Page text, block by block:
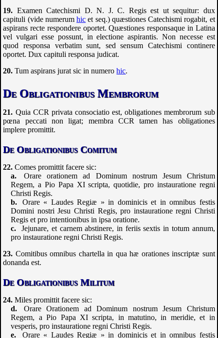
Examen Catechismi D. N. J. C. Regis est ut sequitur: dux
capituli (vide numerumhic et seq.) quæstiones Catechismi rogabit, et
aspirans recte respondere oportet. Quæstiones responsaque in Latina
vel vulgari esse possunt, in electione aspirantis. Non necesse est
quod responsa verbatim sunt, sed sensum Catechismi continere
oportet. Dux capituli responsa judicat.
Tum aspirans jurat sic in numerohic.
De Obligationibus Membrorum
Quia CCR privata consociatio est, obligationes membrorum sub
pœna peccati non ligat; membra CCR
tamen has obligationes
implere promittit.
De Obligationibus Comitum
Comes promittit facere sic:
Orare orationem ad Dominum nostrum Jesum Christum
Regem, a Pio Papa XI scripta, quotidie, pro instauratione regni
Christi Regis.
Orare « Laudes Regiæ » in dominicis et in omnibus festis
Domini nostri Jesu Christi Regis, pro instauratione regni Christi
Regis et pro intentionibus in ipsa oratione.
Jejunare, et carnem abstinere, in feriis sextis in totum annum,
pro instauratione regni Christi Regis.
Comitibus omnibus chartella in qua hæ orationes inscriptæ sunt
donanda est.
De Obligationibus Militum
Miles promittit facere sic:
Orare Orationem ad Dominum nostrum Jesum Christum
Regem, a Pio Papa XI scripta, in matutino, in meridie, et in
vesperis, pro instauratione regni Christi Regis.
Orare « Laudes Regiæ » in dominicis et in omnibus festis